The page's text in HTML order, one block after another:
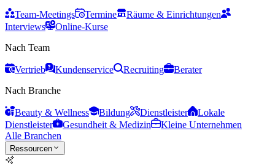
Team-Meetings Termine
Räume & Einrichtungen
Interviews
Online-Kurse
Nach Team
Vertrieb Kundenservice Recruiting
Berater
Nach Branche
Beauty & Wellness Bildung Dienstleister
Lokale
Dienstleister
Gesundheit & Medizin
Kleine Unternehmen
Alle Branchen
Ressourcen